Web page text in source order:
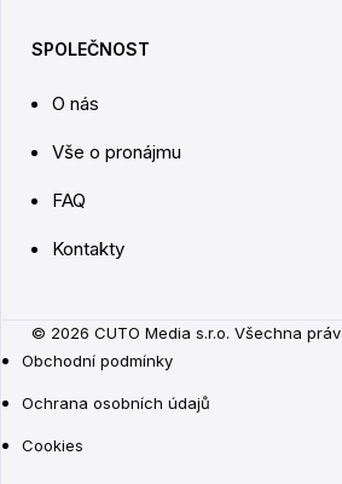
SPOLEČNOST
O nás
Vše o pronájmu
FAQ
Kontakty
© 2026 CUTO Media s.r.o. Všechna
Obchodní podmínky
Ochrana osobních údajů
Cookies